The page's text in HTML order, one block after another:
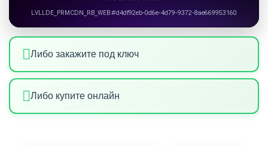
Либо закажите под ключ
Либо купите онлайн